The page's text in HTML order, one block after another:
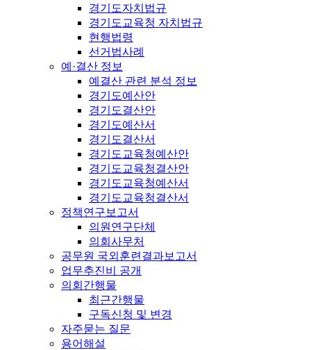
경기도자치법규
경기도교육청 자치법규
현행법령
선거법사례
예·결산 정보
예결산 관련 분석 정보
경기도예산안
경기도결산안
경기도예산서
경기도결산서
경기도교육청예산안
경기도교육청결산안
경기도교육청예산서
경기도교육청결산서
정책연구보고서
의원연구단체
의회사무처
공무원 국외훈련결과보고서
업무추진비 공개
의회간행물
최근간행물
구독신청 및 변경
자주묻는 질문
용어해설